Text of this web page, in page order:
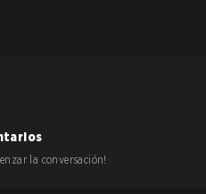
la conversación!